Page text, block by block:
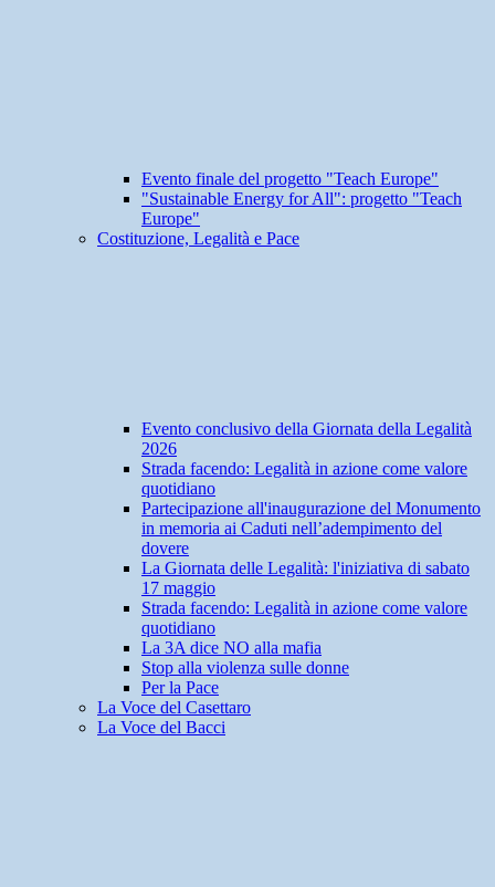
Evento finale del progetto "Teach Europe"
"Sustainable Energy for All": progetto "Teach
Europe"
Costituzione, Legalità e Pace
Evento conclusivo della Giornata della Legalità
2026
Strada facendo: Legalità in azione come valore
quotidiano
Partecipazione all'inaugurazione del Monumento
in memoria ai Caduti nell’adempimento del
dovere
La Giornata delle Legalità: l'iniziativa di sabato
17 maggio
Strada facendo: Legalità in azione come valore
quotidiano
La 3A dice NO alla mafia
Stop alla violenza sulle donne
Per la Pace
La Voce del Casettaro
La Voce del Bacci